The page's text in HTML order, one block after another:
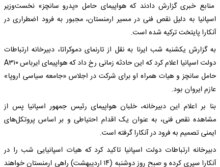
منابع خبری گزارش دادند که هواپیمای حامل «پدرو سانچز» نخست‌وزیر
اسپانیا به دلیل نقص فنی در مسیر ارمنستان، مجبور به فرود اضطراری در
آنکارا پایتخت ترکیه شده است.
به گزارش یکشنبه شب ایرنا به نقل از تارنمای دموکراتا، دبیرخانه ارتباطات
دولت اسپانیا اعلام کرد که این حادثه زمانی رخ داد که هواپیمای ایرباس A۳۱۰
حامل سانچز و هیات همراه او برای شرکت در اجلاس «جامعه سیاسی اروپا»
عازم ایروان بود.
بنا بر اعلام این دبیرخانه، خلبان هواپیمای رئیس جمهور اسپانیا پس از
مشاهده نقص فنی، به عنوان یک اقدام احتیاطی و بر اساس پروتکل‌های
ایمنی تصمیم به فرود در آنکارا گرفته است.
دبیرخانه ارتباطات دولت اسپانیا تاکید کرد که هیات اسپانیایی شب را در
آنکارا سپری کرده و صبح روز دوشنبه (۱۴ اردیبهشت) راهی ارمنستان خواهند